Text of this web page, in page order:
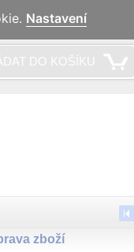
Naše pobočky
DO KOŠÍKU
zboží
Nastavení